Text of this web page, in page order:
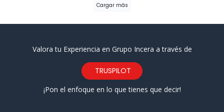
Cargar más
Valora tu Experiencia en Grupo Incera a través de
TRUSPILOT
¡Pon el enfoque en lo que tienes que decir!